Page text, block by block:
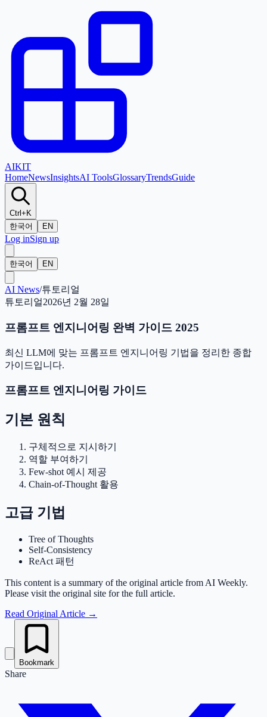
AIKIT
HomeNewsInsightsAI ToolsGlossaryTrendsGuide
Ctrl+K
한국어
EN
Log inSign up
한국어 EN
AI News/튜토리얼
튜토리얼2026년 2월 28일
프롬프트 엔지니어링 완벽 가이드 2025
최신 LLM에 맞는 프롬프트 엔지니어링 기법을 정리한 종합
가이드입니다.
프롬프트 엔지니어링 가이드
기본 원칙
구체적으로 지시하기
역할 부여하기
Few-shot 예시 제공
Chain-of-Thought 활용
고급 기법
Tree of Thoughts
Self-Consistency
ReAct 패턴
This content is a summary of the original article from AI Weekly.
Please visit the original site for the full article.
Read Original Article →
Bookmark
Share